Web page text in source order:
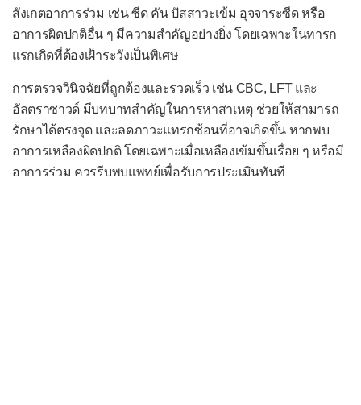
ม้ามโต
เส้นเลือดดำลึกอุดตัน
Apgar score
Glasgow Coma Scale
Leopold's maneuvers
สังเกตอาการร่วม เช่น ซีด คัน ปัสสาวะเข้ม อุจจาระซีด หรือ
อาการผิดปกติอื่น ๆ มีความสำคัญอย่างยิ่ง โดยเฉพาะในทารก
แรกเกิดที่ต้องเฝ้าระวังเป็นพิเศษ
การตรวจวินิจฉัยที่ถูกต้องและรวดเร็ว เช่น CBC, LFT และ
อัลตราซาวด์ มีบทบาทสำคัญในการหาสาเหตุ ช่วยให้สามารถ
รักษาได้ตรงจุด และลดภาวะแทรกซ้อนที่อาจเกิดขึ้น หากพบ
อาการเหลืองผิดปกติ โดยเฉพาะเมื่อเหลืองเข้มขึ้นเรื่อย ๆ หรือมี
อาการร่วม ควรรีบพบแพทย์เพื่อรับการประเมินทันที